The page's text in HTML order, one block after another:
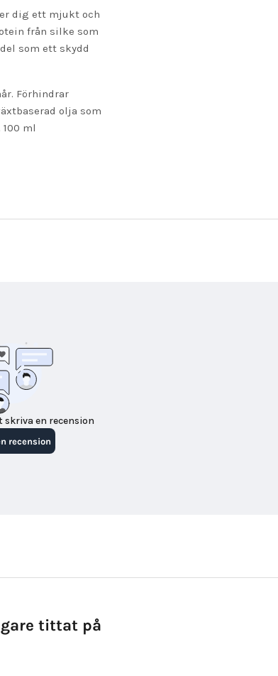
dig ett mjukt och
från silke som
som ett skydd
Förhindrar
olja som
100 ml
skriva en recension
recension
tittat på